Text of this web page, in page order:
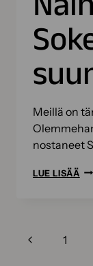
Meillä on
nostaneet
LUE LISÄÄ
Edellinen
1